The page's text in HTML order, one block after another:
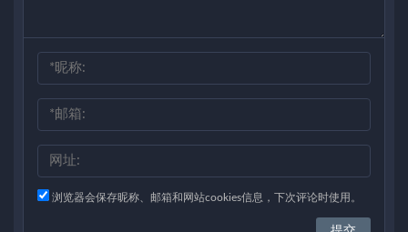
浏览器会保存昵称、邮箱和网站cookies信息，下次评论时使用。